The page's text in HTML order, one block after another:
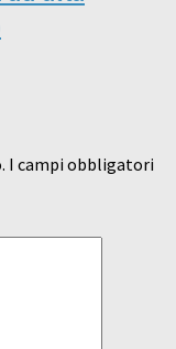
I campi obbligatori